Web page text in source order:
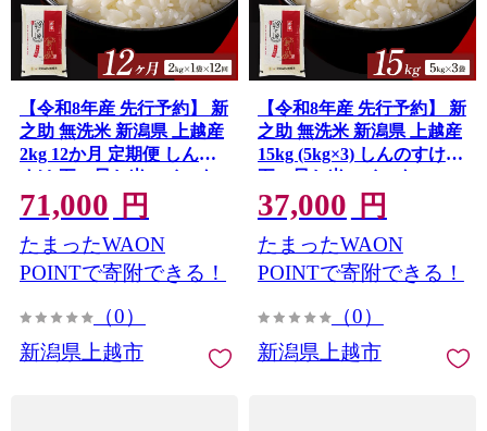
【令和8年産 先行予約】 新
之助 無洗米 新潟県 上越産
2kg 12か月 定期便 しんの
すけ 五つ星お米マイスタ
ーのいるお店 お米 精米 米
ご飯 大黒屋商店
71,000 円
たまったWAON
POINTで寄附できる！
（0）
新潟県上越市
【令和8年産 先行予約】 新
之助 無洗米 新潟県 上越産
15kg (5kg×3) しんのすけ
五つ星お米マイスターのい
るお店 お米 精米 米 ご飯
大黒屋商店
37,000 円
たまったWAON
POINTで寄附できる！
（0）
新潟県上越市